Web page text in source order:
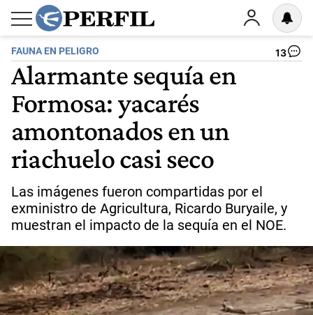
FAUNA EN PELIGRO 13
Alarmante sequía en
Formosa: yacarés
amontonados en un
riachuelo casi seco
Las imágenes fueron compartidas por el
exministro de Agricultura, Ricardo Buryaile, y
muestran el impacto de la sequía en el NOE.